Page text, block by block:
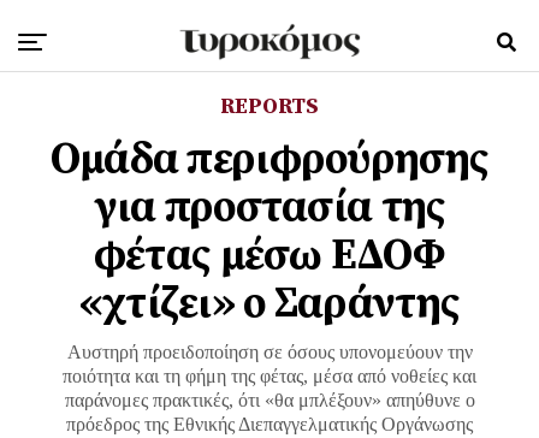
REPORTS
Ομάδα περιφρούρησης
για προστασία της
φέτας μέσω ΕΔΟΦ
«χτίζει» ο Σαράντης
Αυστηρή προειδοποίηση σε όσους υπονομεύουν την
ποιότητα και τη φήμη της φέτας, μέσα από νοθείες και
παράνομες πρακτικές, ότι «θα μπλέξουν» απηύθυνε ο
πρόεδρος της Εθνικής Διεπαγγελματικής Οργάνωσης